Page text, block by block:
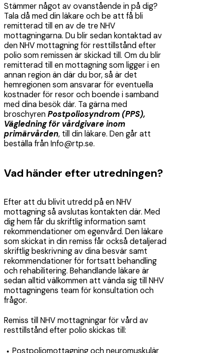
Stämmer något av ovanstående in på dig?
Tala då med din läkare och be att få bli
remitterad till en av de tre NHV
mottagningarna. Du blir sedan kontaktad av
den NHV mottagning för resttillstånd efter
polio som remissen är skickad till. Om du blir
remitterad till en mottagning som ligger i en
annan region än där du bor, så är det
hemregionen som ansvarar för eventuella
kostnader för resor och boende i samband
med dina besök där. Ta gärna med
broschyrenPostpoliosyndrom (PPS),
Vägledning för vårdgivare inom
primärvården, till din läkare. Den går att
beställa från Info@rtp.se.
Vad händer efter utredningen?
Efter att du blivit utredd på en NHV
mottagning så avslutas kontakten där. Med
dig hem får du skriftlig information samt
rekommendationer om egenvård. Den läkare
som skickat in din remiss får också detaljerad
skriftlig beskrivning av dina besvär samt
rekommendationer för fortsatt behandling
och rehabilitering. Behandlande läkare är
sedan alltid välkommen att vända sig till NHV
mottagningens team för konsultation och
frågor.
Remiss till NHV mottagningar för vård av
resttillstånd efter polio skickas till:
Postpoliomottagning och neuromuskulär